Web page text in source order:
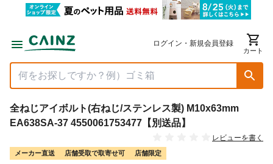
ログイン・新規会員登録
カート
全ねじアイボルト(右ねじ/ステンレス製) M10x63mm
EA638SA-37 4550061753477【別送品】
レビューを書く
メーカー直送 店舗受取で取寄せ可 店舗限定